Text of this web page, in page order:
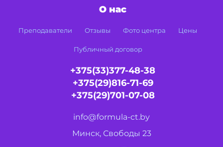
О нас
Преподаватели Отзывы Фото центра Цены
Публичный договор
+375(33)377-48-38
+375(29)816-71-69
+375(29)701-07-08
info@formula-ct.by
Минск, Свободы 23